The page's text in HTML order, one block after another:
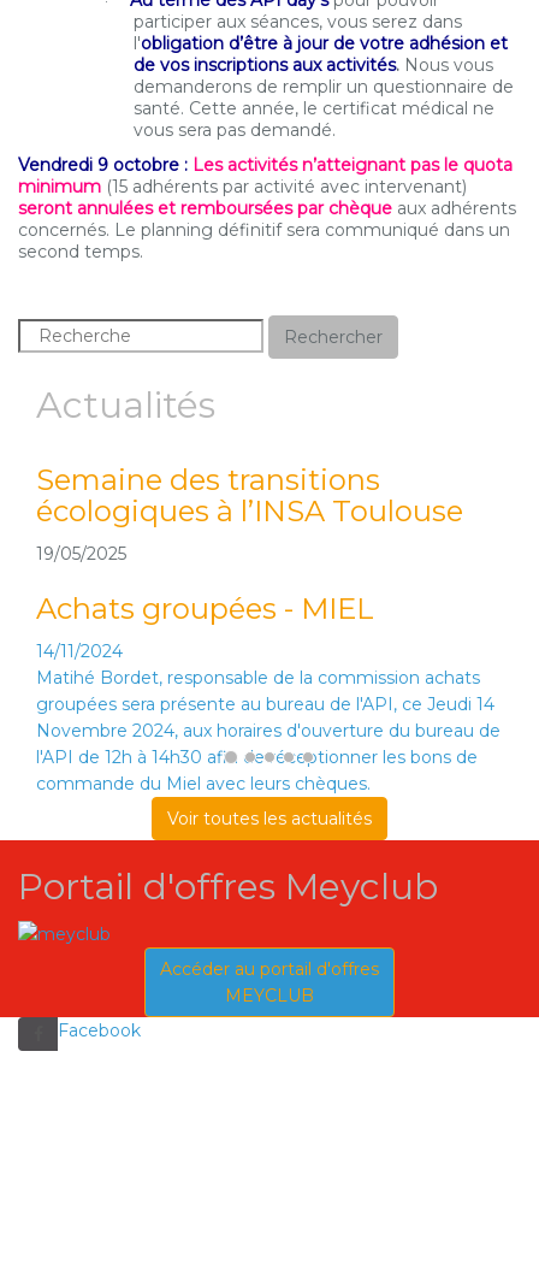
participer aux séances, vous serez dans
l'obligation d’être à jour de votre adhésion et
de vos inscriptions aux activités. Nous vous
demanderons de remplir un questionnaire de
santé. Cette année, le certificat médical ne
vous sera pas demandé.
Vendredi 9 octobre : Les activités n’atteignant pas le quota
minimum (15 adhérents par activité avec intervenant)
seront annulées et remboursées par chèque aux adhérents
concernés. Le planning définitif sera communiqué dans un
second temps.
Rechercher
Actualités
Semaine des transitions
écologiques à l’INSA Toulouse
19/05/2025
Achats groupées - MIEL
14/11/2024
Matihé Bordet, responsable de la commission achats
groupées sera présente au bureau de l'API, ce Jeudi 14
Novembre 2024, aux horaires d'ouverture du bureau de
l'API de 12h à 14h30 afin de réceptionner les bons de
commande du Miel avec leurs chèques.
Voir toutes les actualités
Portail d'offres Meyclub
Accéder au portail d'offres
MEYCLUB
Facebook